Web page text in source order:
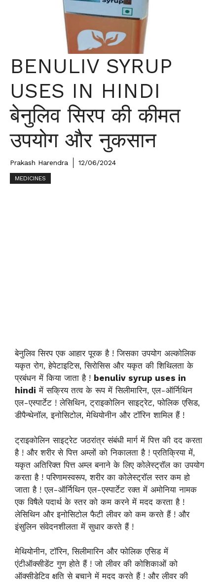
BENULIV SYRUP
USES IN HINDI
बेनुलिव सिरप की कीमत
उपयोग और नुकसान
Prakash Harendra 12/06/2024
MEDICINES
बेनुलिव सिरप एक आहार पूरक है ! जिसका उपयोग अल्कोलिक
यकृत रोग, हेपेटाइटिस, सिरोसिस और यकृत की शिथिलता के
प्रबंधन में किया जाता है ! benuliv syrup uses in
hindi में सक्रिय तत्व के रूप में सिलीमारिन, एल-ऑर्निथिन
एल-एस्पार्टेट ! लेसिथिन, ट्राइकोलिन साइट्रेट, फोलिक एसिड,
डीपैन्थेनॉल, इनोसिटोल, मेथियोनीन और टॉरिन शामिल हैं !
ट्राइकोलिन साइट्रेट जठरांत्र संबंधी मार्ग में पित्त की दद करता
है ! और शरीर से पित्त अम्लों को निकालता है ! प्रतिक्रिया में,
यकृत अतिरिक्त पित्त अम्ल बनाने के लिए कोलेस्ट्रॉल का उपयोग
करता है ! परिणामस्वरूप, शरीर का कोलेस्ट्रॉल स्तर कम हो
जाता है ! एल-ऑर्निथिन एल-एस्पार्टेट रक्त में अमोनिया नामक
एक विषैले पदार्थ के स्तर को कम करने में मदद करता है !
लेसिथिन और इनोसिटोल फैटी लीवर को कम करते हैं ! और
इंसुलिन संवेदनशीलता में सुधार करते हैं !
मेथियोनीन, टॉरिन, सिलीमारिन और फोलिक एसिड में
एंटीऑक्सीडेंट गुण होते हैं ! जो लीवर की कोशिकाओं को
ऑक्सीडेटिव क्षति से बचाने में मदद करते हैं ! और लीवर की